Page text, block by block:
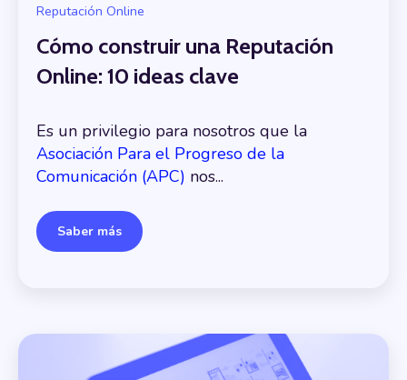
Reputación Online
Cómo construir una Reputación
Online: 10 ideas clave
Es un privilegio para nosotros que la
Asociación Para el Progreso de la
Comunicación (APC) nos...
Saber más